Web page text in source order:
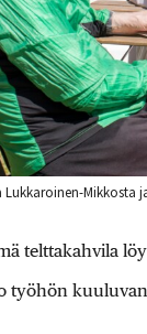
Mikkosta
telttakahvila
työhön